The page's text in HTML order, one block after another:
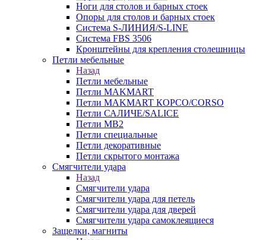
Ноги для столов и барных стоек
Опоры для столов и барных стоек
Система S-ЛИНИЯ/S-LINE
Система FBS 3506
Кронштейны для крепления столешницы
Петли мебельные
Назад
Петли мебельные
Петли MAKMART
Петли MAKMART КОРСО/CORSO
Петли САЛИЧЕ/SALICE
Петли MB2
Петли специальные
Петли декоративные
Петли скрытого монтажа
Смягчители удара
Назад
Смягчители удара
Смягчители удара для петель
Смягчители удара для дверей
Cмягчители удара самоклеящиеся
Защелки, магниты